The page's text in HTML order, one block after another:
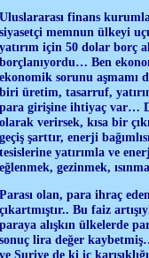
Uluslararası finans
siyasetçi memnun ülkeyi
yatırım için 50 dolar borç
borçlanıyordu… Ben
ekonomik sorunu aşmamı
biri üretim, tasarruf,
para girişine ihtiyaç var…
olarak verirsek, kısa bir
geçiş şarttır, enerji
tesislerine yatırımla ve
eğlenmek, gezinmek,
Parası olan, para ihraç
çıkartmıştır.. Bu faiz
paraya alışkın ülkelerde
sonuç lira değer
ve Suriye de ki iç